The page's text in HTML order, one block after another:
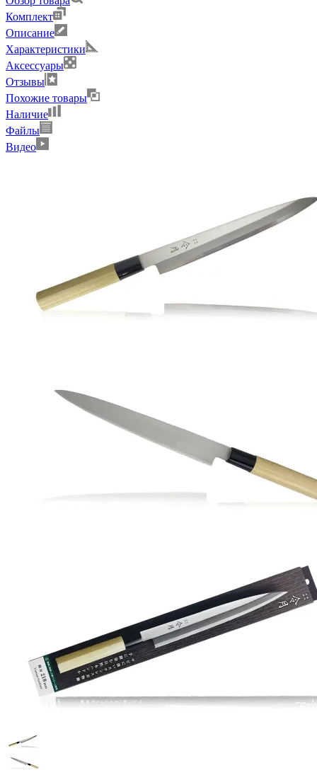
Комплект
Описание
Характеристики
Аксессуары
Отзывы
Похожие товары
Наличие
Файлы
Видео